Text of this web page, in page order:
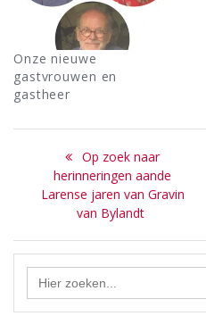
Onze nieuwe
gastvrouwen en
gastheer
Bericht
navigatie
Previous
post:
Op zoek naar
herinneringen aande
Larense jaren van Gravin
van Bylandt